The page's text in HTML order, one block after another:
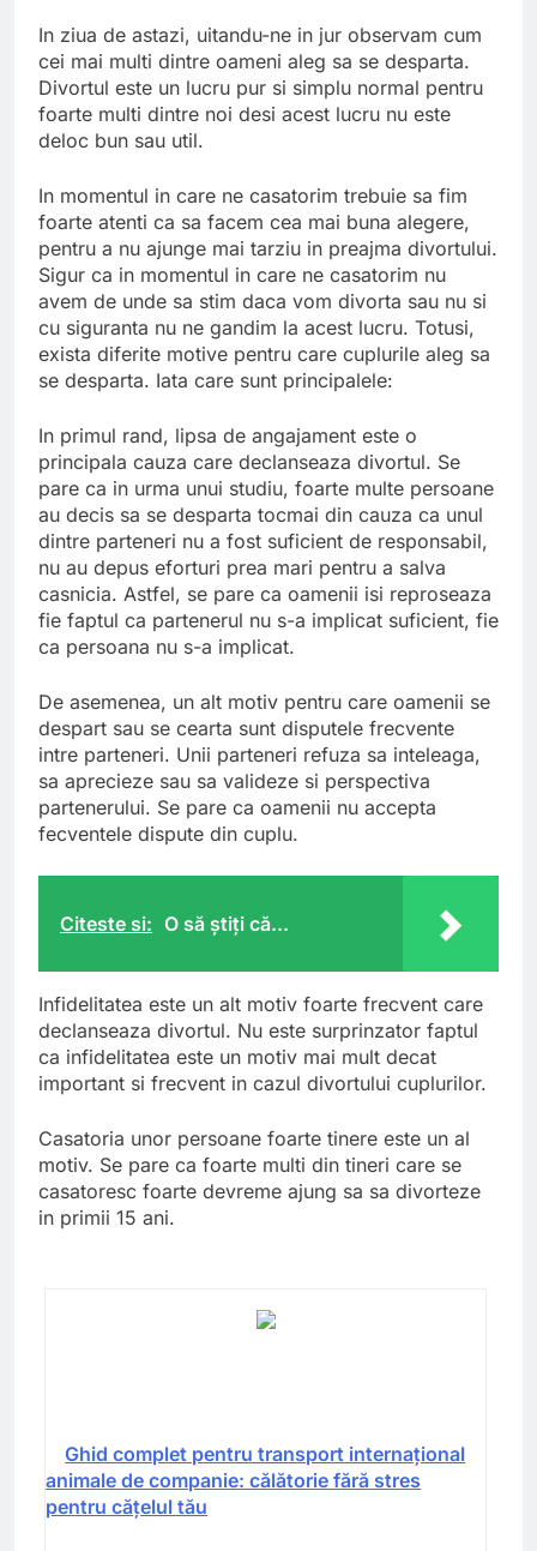
In ziua de astazi, uitandu-ne in jur observam cum
cei mai multi dintre oameni aleg sa se desparta.
Divortul este un lucru pur si simplu normal pentru
foarte multi dintre noi desi acest lucru nu este
deloc bun sau util.
In momentul in care ne casatorim trebuie sa fim
foarte atenti ca sa facem cea mai buna alegere,
pentru a nu ajunge mai tarziu in preajma divortului.
Sigur ca in momentul in care ne casatorim nu
avem de unde sa stim daca vom divorta sau nu si
cu siguranta nu ne gandim la acest lucru. Totusi,
exista diferite motive pentru care cuplurile aleg sa
se desparta. Iata care sunt principalele:
In primul rand, lipsa de angajament este o
principala cauza care declanseaza divortul. Se
pare ca in urma unui studiu, foarte multe persoane
au decis sa se desparta tocmai din cauza ca unul
dintre parteneri nu a fost suficient de responsabil,
nu au depus eforturi prea mari pentru a salva
casnicia. Astfel, se pare ca oamenii isi reproseaza
fie faptul ca partenerul nu s-a implicat suficient, fie
ca persoana nu s-a implicat.
De asemenea, un alt motiv pentru care oamenii se
despart sau se cearta sunt disputele frecvente
intre parteneri. Unii parteneri refuza sa inteleaga,
sa aprecieze sau sa valideze si perspectiva
partenerului. Se pare ca oamenii nu accepta
fecventele dispute din cuplu.
Citeste si: O să știți că...
Infidelitatea este un alt motiv foarte frecvent care
declanseaza divortul. Nu este surprinzator faptul
ca infidelitatea este un motiv mai mult decat
important si frecvent in cazul divortului cuplurilor.
Casatoria unor persoane foarte tinere este un al
motiv. Se pare ca foarte multi din tineri care se
casatoresc foarte devreme ajung sa sa divorteze
in primii 15 ani.
Ghid complet pentru transport internațional
animale de companie: călătorie fără stres
pentru cățelul tău